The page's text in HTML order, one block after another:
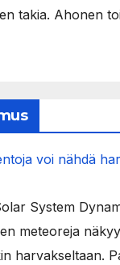
takia. Ahonen
voi nähdä
System
meteoreja
harvakseltaan.